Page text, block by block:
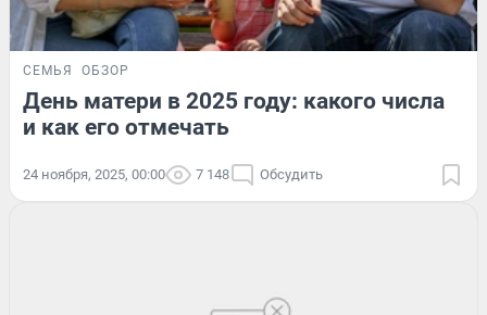
СЕМЬЯ ОБЗОР
День матери в 2025 году: какого числа
и как его отмечать
24 ноября, 2025, 00:00 7 148 Обсудить